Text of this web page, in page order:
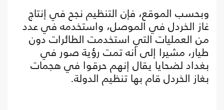
وبحسب الموقع، فإن التنظيم نجح في إنتاج
غاز الخردل في الموصل، واستخدمه في عدد
من العمليات التي استخدمت الطائرات دون
طيار، مشيرا إلى أنه تمت رؤية صور في
بغداد لضحايا يقال إنهم حرقوا في هجمات
بغاز الخردل قام بها تنظيم الدولة.